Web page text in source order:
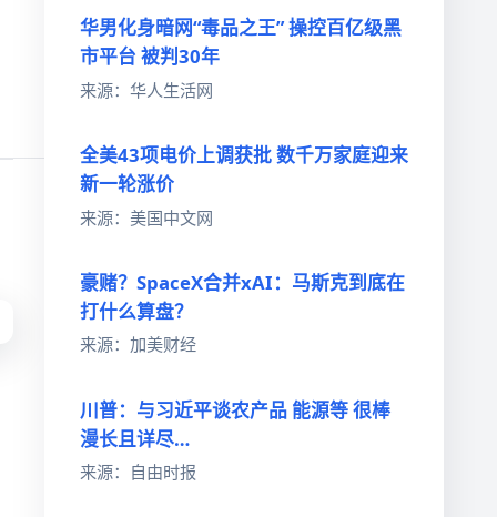
华男化身暗网“毒品之王” 操控百亿级黑
市平台 被判30年
来源：华人生活网
全美43项电价上调获批 数千万家庭迎来
新一轮涨价
来源：美国中文网
豪赌？SpaceX合并xAI：马斯克到底在
打什么算盘？
来源：加美财经
川普：与习近平谈农产品 能源等 很棒
漫长且详尽…
来源：自由时报